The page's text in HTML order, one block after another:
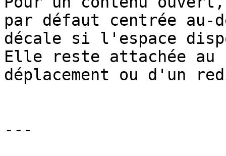
par défaut centrée au-
décale si l'espace
Elle reste attachée
déplacement ou d'un
---